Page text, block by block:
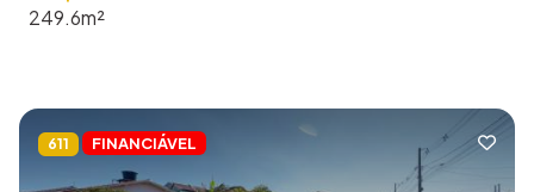
249.6m²
611 FINANCIÁVEL